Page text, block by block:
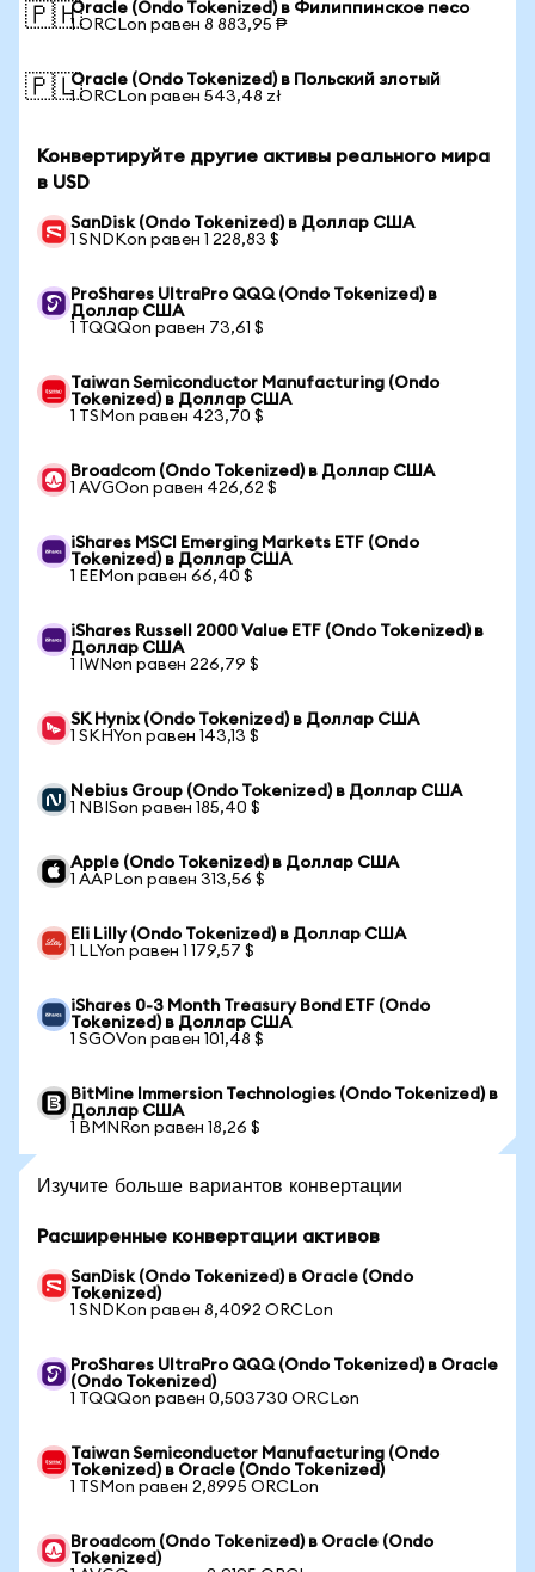
🇵🇭Oracle (Ondo Tokenized) в Филиппинское песо
1 ORCLon равен 8 883,95 ₱
🇵🇱Oracle (Ondo Tokenized) в Польский злотый
1 ORCLon равен 543,48 zł
Конвертируйте другие активы реального мира
в USD
SanDisk (Ondo Tokenized) в Доллар США
1 SNDKon равен 1 228,83 $
ProShares UltraPro QQQ (Ondo Tokenized) в
Доллар США
1 TQQQon равен 73,61 $
Taiwan Semiconductor Manufacturing (Ondo
Tokenized) в Доллар США
1 TSMon равен 423,70 $
Broadcom (Ondo Tokenized) в Доллар США
1 AVGOon равен 426,62 $
iShares MSCI Emerging Markets ETF (Ondo
Tokenized) в Доллар США
1 EEMon равен 66,40 $
iShares Russell 2000 Value ETF (Ondo Tokenized) в
Доллар США
1 IWNon равен 226,79 $
SK Hynix (Ondo Tokenized) в Доллар США
1 SKHYon равен 143,13 $
Nebius Group (Ondo Tokenized) в Доллар США
1 NBISon равен 185,40 $
Apple (Ondo Tokenized) в Доллар США
1 AAPLon равен 313,56 $
Eli Lilly (Ondo Tokenized) в Доллар США
1 LLYon равен 1 179,57 $
iShares 0-3 Month Treasury Bond ETF (Ondo
Tokenized) в Доллар США
1 SGOVon равен 101,48 $
BitMine Immersion Technologies (Ondo Tokenized) в
Доллар США
1 BMNRon равен 18,26 $
Изучите больше вариантов конвертации
Расширенные конвертации активов
SanDisk (Ondo Tokenized) в Oracle (Ondo
Tokenized)
1 SNDKon равен 8,4092 ORCLon
ProShares UltraPro QQQ (Ondo Tokenized) в Oracle
(Ondo Tokenized)
1 TQQQon равен 0,503730 ORCLon
Taiwan Semiconductor Manufacturing (Ondo
Tokenized) в Oracle (Ondo Tokenized)
1 TSMon равен 2,8995 ORCLon
Broadcom (Ondo Tokenized) в Oracle (Ondo
Tokenized)